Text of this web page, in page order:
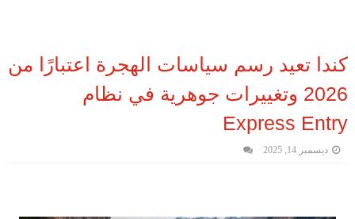
كندا تعيد رسم سياسات الهجرة اعتبارًا من
2026 وتغييرات جوهرية في نظام
Express Entry
ديسمبر 14, 2025